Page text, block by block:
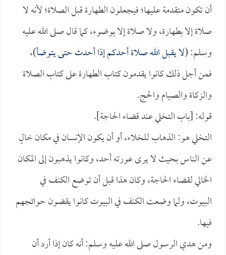
أن تكون متقدمة عليها؛ فيجعلون الطهارة قبل الصلاة؛ لأنه لا
صلاة إلا بطهارة، ولا صلاة إلا بوضوء، كما قال صلى الله عليه
وسلم: (لا يقبل الله صلاة أحدكم إذا أحدث حتى يتوضأ)،
فمن أجل ذلك كانوا يقدمون كتاب الطهارة على كتاب الصلاة
والزكاة والصيام والحج.
قوله: [باب التخلي عند قضاء الحاجة].
التخلي هو: الذهاب للخلاء، أو أن يكون الإنسان في مكان خالٍ
عن الناس بحيث لا يرى عورته أحد، وكانوا يذهبون إلى المكان
الخالي لقضاء الحاجة، وكان هذا قبل أن توضع الكنف في
البيوت، ولما وضعت الكنف في البيوت كانوا يقضون حوائجهم
فيها.
ومن هدي الرسول صلى الله عليه وسلم: أنه كان إذا أرد أن